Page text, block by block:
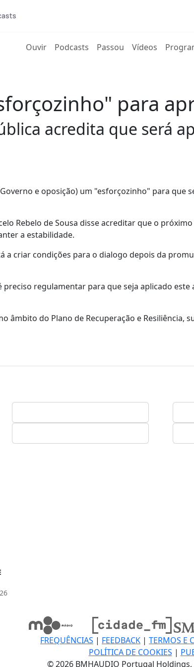
Ouvir(current)
Podcasts Passou Vídeos
para
acredita que será
e oposição) um "esforçozinho" para que
Rebelo de Sousa disse acreditar que o
a estabilidade.
a criar condições para o dialogo depois da
preciso regulamentar para que seja aplicado
âmbito do Plano de Recuperação e Resiliência,
FREQUÊNCIAS | FEEDBACK | TERMOS E
POLÍTICA DE COOKIES |
© 2026 BMHAUDIO Portugal